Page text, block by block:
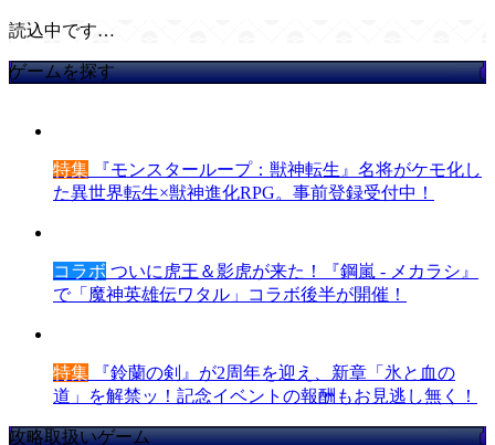
読込中です…
ゲームを探す
特集 『モンスターループ：獣神転生』名将がケモ化し
た異世界転生×獣神進化RPG。事前登録受付中！
コラボ ついに虎王＆影虎が来た！『鋼嵐 - メカラシ』
で「魔神英雄伝ワタル」コラボ後半が開催！
特集 『鈴蘭の剣』が2周年を迎え、新章「氷と血の
道」を解禁ッ！記念イベントの報酬もお見逃し無く！
攻略取扱いゲーム